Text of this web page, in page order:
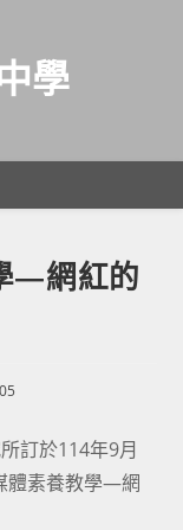
學
—網紅的
訂於114年9月
體素養教學—網